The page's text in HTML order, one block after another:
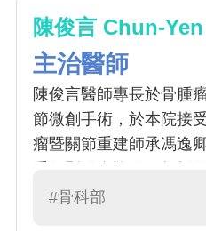
陳俊言 Chun-
主治醫師
陳俊言醫師專長於骨腫
節微創手術，於本院接
瘤暨關節重建師承馮逸
各式骨骼肌肉系統腫瘤
#骨科部